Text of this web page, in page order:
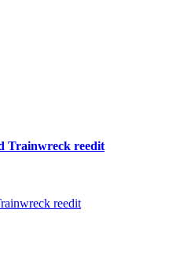
Trainwreck reedit
reedit